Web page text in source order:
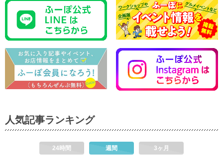
人気記事ランキング
24時間 週間 3ヶ月